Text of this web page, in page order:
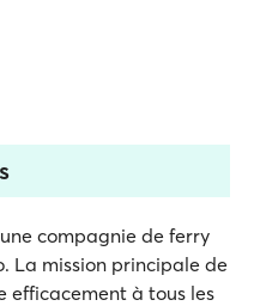
compagnie de ferry
La mission principale de
efficacement à tous les